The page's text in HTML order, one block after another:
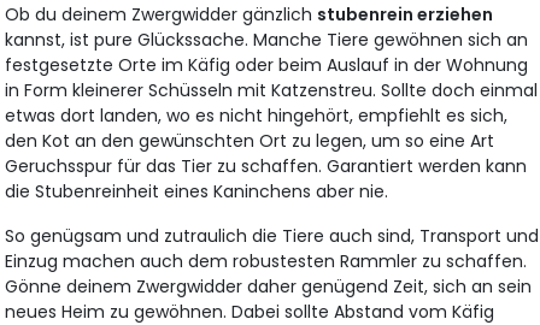
Ob du deinem Zwergwidder gänzlich stubenrein erziehen
kannst, ist pure Glückssache. Manche Tiere gewöhnen sich an
festgesetzte Orte im Käfig oder beim Auslauf in der Wohnung
in Form kleinerer Schüsseln mit Katzenstreu. Sollte doch einmal
etwas dort landen, wo es nicht hingehört, empfiehlt es sich,
den Kot an den gewünschten Ort zu legen, um so eine Art
Geruchsspur für das Tier zu schaffen. Garantiert werden kann
die Stubenreinheit eines Kaninchens aber nie.
So genügsam und zutraulich die Tiere auch sind, Transport und
Einzug machen auch dem robustesten Rammler zu schaffen.
Gönne deinem Zwergwidder daher genügend Zeit, sich an sein
neues Heim zu gewöhnen. Dabei sollte Abstand vom Käfig